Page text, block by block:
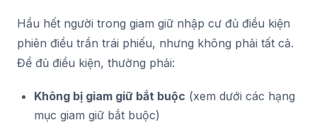
Hầu hết người trong giam giữ nhập cư đủ điều kiện
phiên điều trần trái phiếu, nhưng không phải tất cả.
Để đủ điều kiện, thường phải:
Không bị giam giữ bắt buộc (xem dưới các hạng
mục giam giữ bắt buộc)